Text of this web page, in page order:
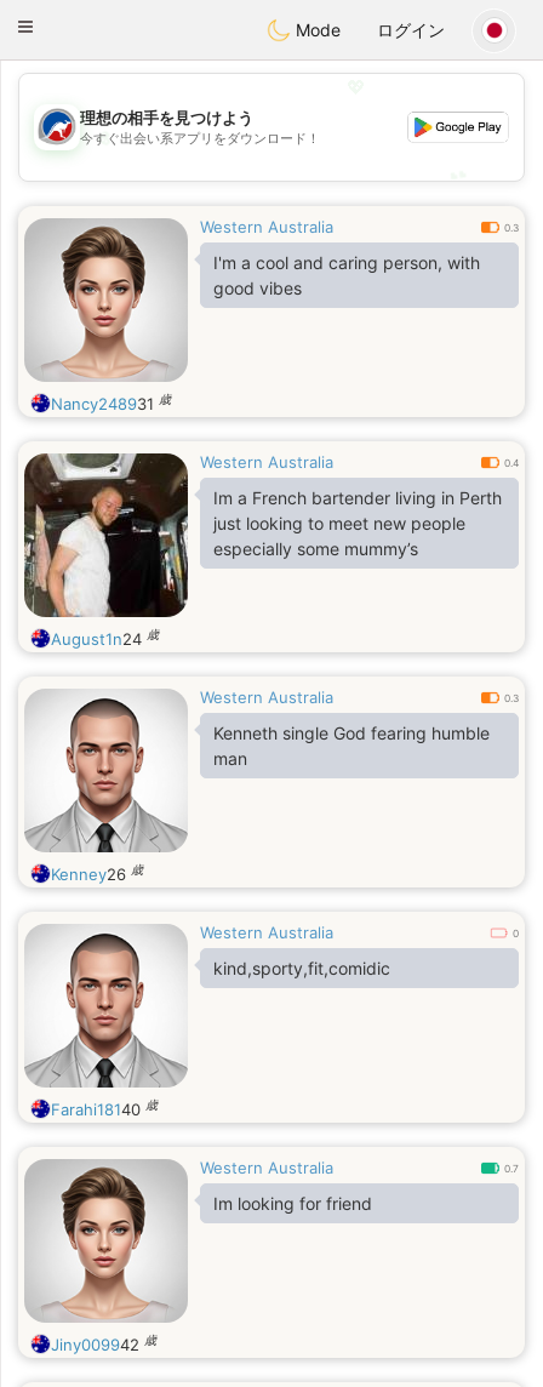
AustraliaChat
Toggle
Mode ログイン
💖
💕
理想の相手を見つけよう
今すぐ出会い系アプリをダウンロード！
Western Australia 0.3
I'm a cool and caring person, with
good vibes
Nancy248931 歳
Western Australia 0.4
Im a French bartender living in Perth
just looking to meet new people
especially some mummy’s
August1n24 歳
Western Australia 0.3
Kenneth single God fearing humble
man
Kenney26 歳
Western Australia 0
kind,sporty,fit,comidic
Farahi18140 歳
Western Australia 0.7
Im looking for friend
Jiny009942 歳